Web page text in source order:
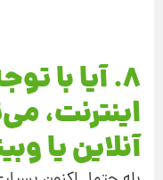
8. آیا با
اینترنت،
آنلاین یا